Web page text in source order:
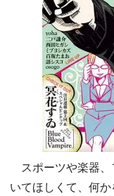
スポーツや楽器
いてほしくて、何か